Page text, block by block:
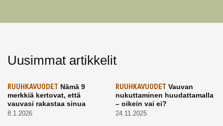
Uusimmat artikkelit
RUUHKAVUODET Nämä 9
merkkiä kertovat, että
vauvasi rakastaa sinua
8.1.2026
RUUHKAVUODETVauvan
nukuttaminen huudattamalla
– oikein vai ei?
24.11.2025